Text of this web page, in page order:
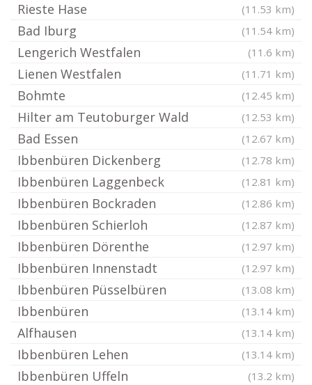
Rieste Hase (11.53 km)
Bad Iburg (11.54 km)
Lengerich Westfalen (11.6 km)
Lienen Westfalen (11.71 km)
Bohmte (12.45 km)
Hilter am Teutoburger Wald (12.53 km)
Bad Essen (12.67 km)
Ibbenbüren Dickenberg (12.78 km)
Ibbenbüren Laggenbeck (12.81 km)
Ibbenbüren Bockraden (12.86 km)
Ibbenbüren Schierloh (12.87 km)
Ibbenbüren Dörenthe (12.97 km)
Ibbenbüren Innenstadt (12.97 km)
Ibbenbüren Püsselbüren (13.08 km)
Ibbenbüren (13.14 km)
Alfhausen (13.14 km)
Ibbenbüren Lehen (13.14 km)
Ibbenbüren Uffeln (13.2 km)